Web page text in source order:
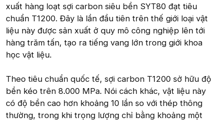
xuất hàng loạt sợi carbon siêu bền SYT80 đạt tiêu
chuẩn T1200. Đây là lần đầu tiên trên thế giới loại vật
liệu này được sản xuất ở quy mô công nghiệp lên tới
hàng trăm tấn, tạo ra tiếng vang lớn trong giới khoa
học vật liệu.
Theo tiêu chuẩn quốc tế, sợi carbon T1200 sở hữu độ
bền kéo trên 8.000 MPa. Nói cách khác, vật liệu này
có độ bền cao hơn khoảng 10 lần so với thép thông
thường, trong khi trọng lượng chỉ bằng khoảng một